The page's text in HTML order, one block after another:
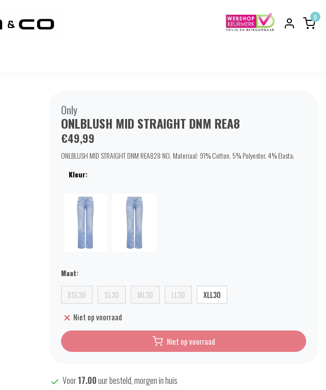
0
Only
ONLBLUSH MID STRAIGHT DNM REA8
€49,99
ONLBLUSH MID STRAIGHT DNM REA828 NO. Materiaal: 91% Cotton. 5% Polyester. 4% Elasta.
Kleur:
Maat:
XSL30 SL30 ML30 LL30 XLL30
Niet op voorraad
Niet op voorraad
Voor17.00uur besteld, morgen in huis